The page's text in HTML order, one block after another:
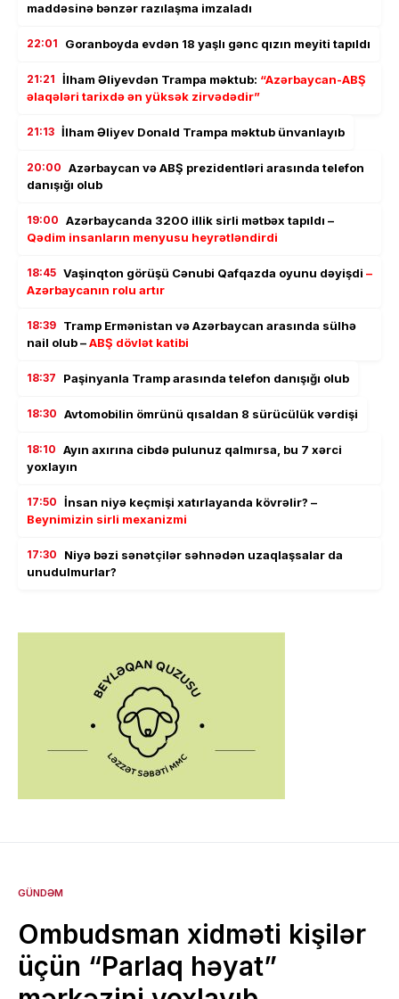
maddəsinə bənzər razılaşma imzaladı
22:01 Goranboyda evdən 18 yaşlı gənc qızın meyiti tapıldı
21:21 İlham Əliyevdən Trampa məktub: “Azərbaycan-ABŞ
əlaqələri tarixdə ən yüksək zirvədədir”
21:13 İlham Əliyev Donald Trampa məktub ünvanlayıb
20:00 Azərbaycan və ABŞ prezidentləri arasında telefon
danışığı olub
19:00 Azərbaycanda 3200 illik sirli mətbəx tapıldı –
Qədim insanların menyusu heyrətləndirdi
18:45 Vaşinqton görüşü Cənubi Qafqazda oyunu dəyişdi –
Azərbaycanın rolu artır
18:39 Tramp Ermənistan və Azərbaycan arasında sülhə
nail olub –ABŞ dövlət katibi
18:37 Paşinyanla Tramp arasında telefon danışığı olub
18:30 Avtomobilin ömrünü qısaldan 8 sürücülük vərdişi
18:10 Ayın axırına cibdə pulunuz qalmırsa, bu 7 xərci
yoxlayın
17:50 İnsan niyə keçmişi xatırlayanda kövrəlir? –
Beynimizin sirli mexanizmi
17:30
Niyə bəzi sənətçilər səhnədən uzaqlaşsalar da
unudulmurlar?
GÜNDƏM
Ombudsman xidməti kişilər
üçün “Parlaq həyat”